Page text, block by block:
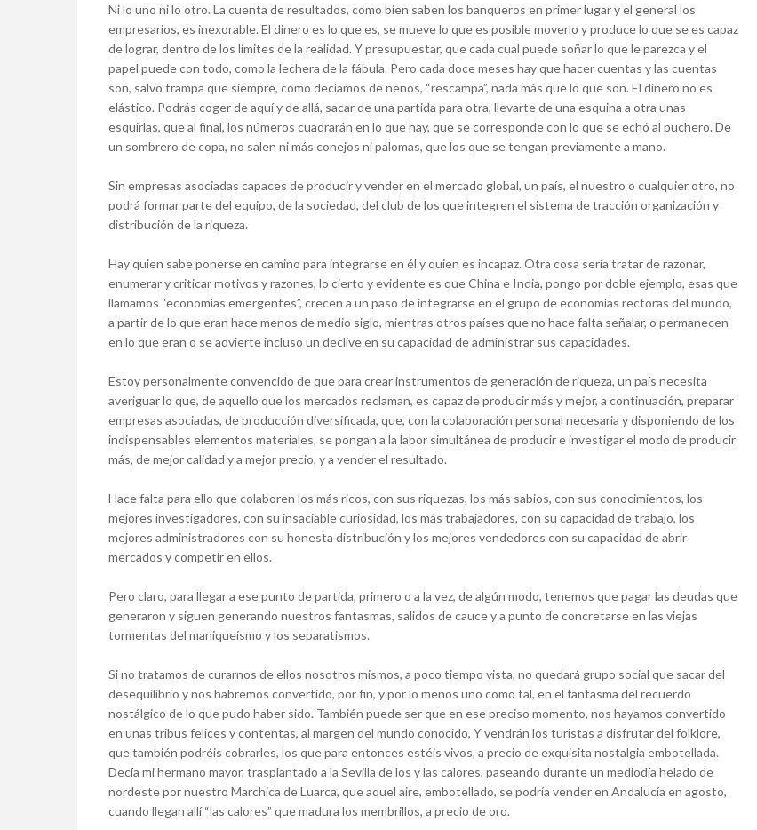
Ni lo uno ni lo otro. La cuenta de resultados, como bien saben los banqueros en primer lugar y el general los
empresarios, es inexorable. El dinero es lo que es, se mueve lo que es posible moverlo y produce lo que se es capaz
de lograr, dentro de los límites de la realidad. Y presupuestar, que cada cual puede soñar lo que le parezca y el
papel puede con todo, como la lechera de la fábula. Pero cada doce meses hay que hacer cuentas y las cuentas
son, salvo trampa que siempre, como decíamos de nenos, “rescampa”, nada más que lo que son. El dinero no es
elástico. Podrás coger de aquí y de allá, sacar de una partida para otra, llevarte de una esquina a otra unas
esquirlas, que al final, los números cuadrarán en lo que hay, que se corresponde con lo que se echó al puchero. De
un sombrero de copa, no salen ni más conejos ni palomas, que los que se tengan previamente a mano.
Sin empresas asociadas capaces de producir y vender en el mercado global, un país, el nuestro o cualquier otro, no
podrá formar parte del equipo, de la sociedad, del club de los que integren el sistema de tracción organización y
distribución de la riqueza.
Hay quien sabe ponerse en camino para integrarse en él y quien es incapaz. Otra cosa sería tratar de razonar,
enumerar y criticar motivos y razones, lo cierto y evidente es que China e India, pongo por doble ejemplo, esas que
llamamos “economías emergentes”, crecen a un paso de integrarse en el grupo de economías rectoras del mundo,
a partir de lo que eran hace menos de medio siglo, mientras otros países que no hace falta señalar, o permanecen
en lo que eran o se advierte incluso un declive en su capacidad de administrar sus capacidades.
Estoy personalmente convencido de que para crear instrumentos de generación de riqueza, un país necesita
averiguar lo que, de aquello que los mercados reclaman, es capaz de producir más y mejor, a continuación, preparar
empresas asociadas, de producción diversificada, que, con la colaboración personal necesaria y disponiendo de los
indispensables elementos materiales, se pongan a la labor simultánea de producir e investigar el modo de producir
más, de mejor calidad y a mejor precio, y a vender el resultado.
Hace falta para ello que colaboren los más ricos, con sus riquezas, los más sabios, con sus conocimientos, los
mejores investigadores, con su insaciable curiosidad, los más trabajadores, con su capacidad de trabajo, los
mejores administradores con su honesta distribución y los mejores vendedores con su capacidad de abrir
mercados y competir en ellos.
Pero claro, para llegar a ese punto de partida, primero o a la vez, de algún modo, tenemos que pagar las deudas que
generaron y siguen generando nuestros fantasmas, salidos de cauce y a punto de concretarse en las viejas
tormentas del maniqueísmo y los separatismos.
Si no tratamos de curarnos de ellos nosotros mismos, a poco tiempo vista, no quedará grupo social que sacar del
desequilibrio y nos habremos convertido, por fin, y por lo menos uno como tal, en el fantasma del recuerdo
nostálgico de lo que pudo haber sido. También puede ser que en ese preciso momento, nos hayamos convertido
en unas tribus felices y contentas, al margen del mundo conocido, Y vendrán los turistas a disfrutar del folklore,
que también podréis cobrarles, los que para entonces estéis vivos, a precio de exquisita nostalgia embotellada.
Decía mi hermano mayor, trasplantado a la Sevilla de los y las calores, paseando durante un mediodía helado de
nordeste por nuestro Marchica de Luarca, que aquel aire, embotellado, se podría vender en Andalucía en agosto,
cuando llegan allí “las calores” que madura los membrillos, a precio de oro.